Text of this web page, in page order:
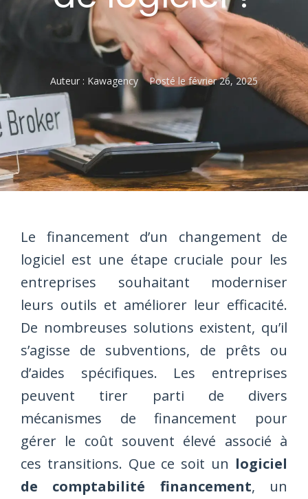
Auteur : Kawagency Posté lefévrier 26, 2025
Le financement d’un changement de
logiciel est une étape cruciale pour les
entreprises souhaitant moderniser
leurs outils et améliorer leur efficacité.
De nombreuses solutions existent, qu’il
s’agisse de subventions, de prêts ou
d’aides spécifiques. Les entreprises
peuvent tirer parti de divers
mécanismes de financement pour
gérer le coût souvent élevé associé à
ces transitions. Que ce soit un logiciel
de comptabilité financement, un